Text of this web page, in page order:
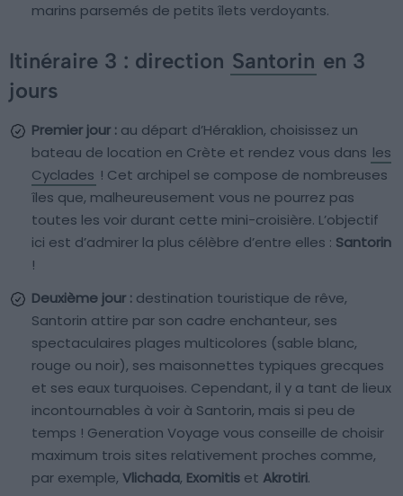
marins parsemés de petits îlets verdoyants.
Itinéraire 3 : direction Santorin en 3
jours
Premier jour : au départ d’Héraklion, choisissez un
bateau de location en Crète et rendez vous dans les
Cyclades ! Cet archipel se compose de nombreuses
îles que, malheureusement vous ne pourrez pas
toutes les voir durant cette mini-croisière. L’objectif
ici est d’admirer la plus célèbre d’entre elles : Santorin
!
Deuxième jour : destination touristique de rêve,
Santorin attire par son cadre enchanteur, ses
spectaculaires plages multicolores (sable blanc,
rouge ou noir), ses maisonnettes typiques grecques
et ses eaux turquoises. Cependant, il y a tant de lieux
incontournables à voir à Santorin, mais si peu de
temps ! Generation Voyage vous conseille de choisir
maximum trois sites relativement proches comme,
par exemple, Vlichada, Exomitis et Akrotiri.